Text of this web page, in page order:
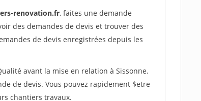
renovation.fr, faites une demande
des demandes de devis et trouver des
de devis enregistrées depuis les
avant la mise en relation à Sissonne.
de devis. Vous pouvez rapidement $etre
chantiers travaux.